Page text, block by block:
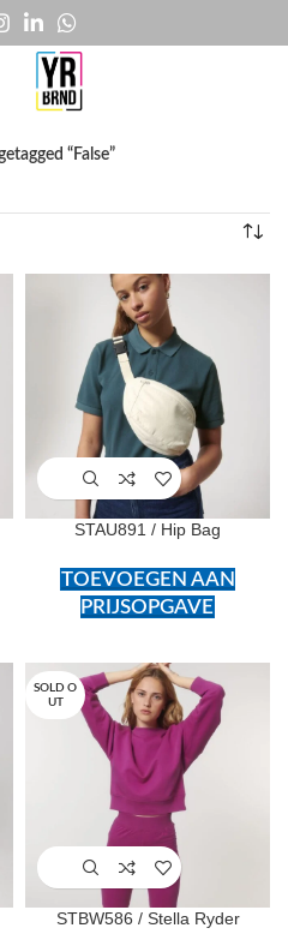
“False”
STAU891 / Hip Bag
TOEVOEGEN AAN
PRIJSOPGAVE
SOLD O
UT
STBW586 / Stella Ryder